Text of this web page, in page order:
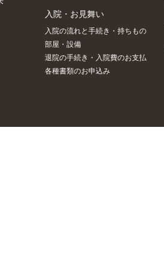
入院・お見舞い
入院の流れと手続き・持ちもの
部屋・設備
退院の手続き・入院費のお支払
各種書類のお申込み